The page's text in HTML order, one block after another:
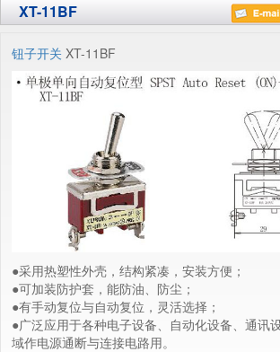
XT-11BF
钮子开关 XT-11BF
●采用热塑性外壳，结构紧凑，安装方便；
●可加装防护套，能防油、防尘；
●有手动复位与自动复位，灵活选择；
●广泛应用于各种电子设备、自动化设备、通讯
域作电源通断与连接电路用。